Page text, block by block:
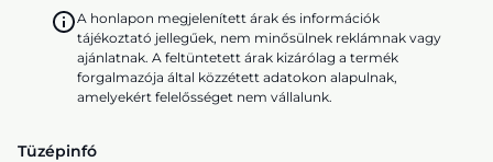
A honlapon megjelenített árak és információk
tájékoztató jellegűek, nem minősülnek reklámnak vagy
ajánlatnak. A feltüntetett árak kizárólag a termék
forgalmazója által közzétett adatokon alapulnak,
amelyekért felelősséget nem vállalunk.
Tüzépinfó